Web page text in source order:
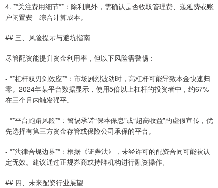
4. **关注费用细节**：除利息外，需确认是否收取管理费、递延费或账
户闲置费，综合计算成本。
## 三、风险提示与避坑指南
尽管配资能提升资金利用率，但以下风险需警惕：
- **杠杆双刃剑效应**：市场剧烈波动时，高杠杆可能导致本金快速归
零。2024年某平台数据显示，使用5倍以上杠杆的投资者中，约67%
在三个月内触发强平。
- **平台跑路风险**：警惕承诺“保本保息”或“超高收益”的虚假宣传，优
先选择有第三方资金存管或保险公司承保的平台。
- **法律合规边界**：根据《证券法》，未经许可的配资合同可能被认
定无效。建议通过正规券商或持牌机构进行融资操作。
## 四、未来配资行业展望